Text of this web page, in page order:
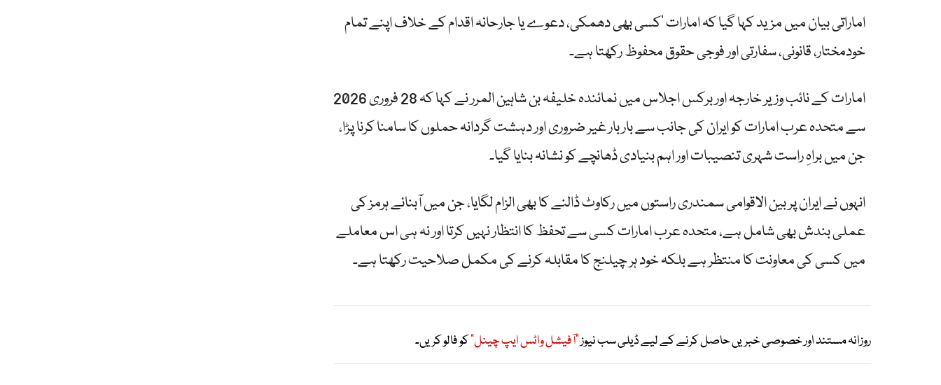
اماراتی بیان میں مزید کہا گیا کہ امارات ’کسی بھی دھمکی، دعوے یا جارحانہ اقدام کے خلاف اپنے تمام
خودمختار، قانونی، سفارتی اور فوجی حقوق محفوظ رکھتا ہے۔
امارات کے نائب وزیر خارجہ اور برکس اجلاس میں نمائندہ خلیفہ بن شاہین المرر نے کہا کہ 28 فروری 2026
سے متحدہ عرب امارات کو ایران کی جانب سے بار بار غیر ضروری اور دہشت گردانہ حملوں کا سامنا کرنا پڑا،
جن میں براہِ راست شہری تنصیبات اور اہم بنیادی ڈھانچے کو نشانہ بنایا گیا۔
انہوں نے ایران پر بین الاقوامی سمندری راستوں میں رکاوٹ ڈالنے کا بھی الزام لگایا، جن میں آبنائے ہرمز کی
عملی بندش بھی شامل ہے، متحدہ عرب امارات کسی سے تحفظ کا انتظار نہیں کرتا اور نہ ہی اس معاملے
میں کسی کی معاونت کا منتظر ہے بلکہ خود ہر چیلنج کا مقابلہ کرنے کی مکمل صلاحیت رکھتا ہے۔
روزانہ مستند اور خصوصی خبریں حاصل کرنے کے لیے ڈیلی سب نیوز"آفیشل واٹس ایپ چینل"کو فالو کریں۔